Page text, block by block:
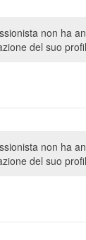
non ha
del suo
non ha
del suo